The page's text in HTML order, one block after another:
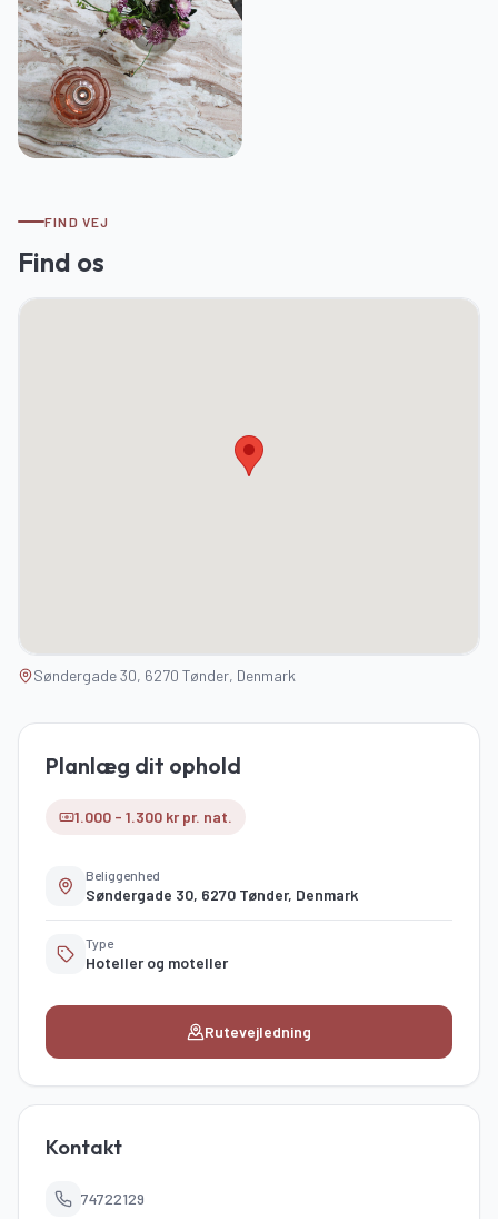
FIND VEJ
Find os
Søndergade 30, 6270 Tønder, Denmark
Planlæg dit ophold
1.000 - 1.300 kr pr. nat.
Beliggenhed
Søndergade 30, 6270 Tønder, Denmark
Type
Hoteller og moteller
Rutevejledning
Kontakt
74722129